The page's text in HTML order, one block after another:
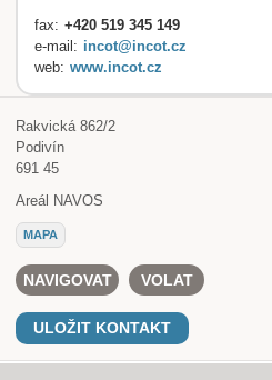
fax: +420 519 345 149
e-mail: incot@incot.cz
web: www.incot.cz
Rakvická 862/2
Podivín
691 45
Areál NAVOS
MAPA
NAVIGOVAT VOLAT
ULOŽIT KONTAKT